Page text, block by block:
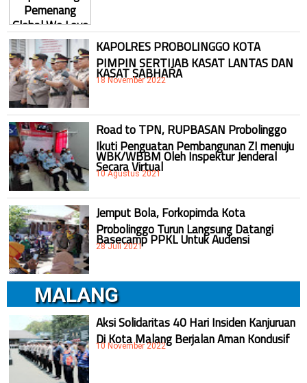
KAPOLRES PROBOLINGGO KOTA
PIMPIN SERTIJAB KASAT LANTAS DAN
KASAT SABHARA
18 November 2022
Road to TPN, RUPBASAN Probolinggo
Ikuti Penguatan Pembangunan ZI menuju
WBK/WBBM Oleh Inspektur Jenderal
Secara Virtual
10 Agustus 2021
Jemput Bola, Forkopimda Kota
Probolinggo Turun Langsung Datangi
Basecamp PPKL Untuk Audensi
28 Juli 2021
MALANG
Aksi Solidaritas 40 Hari Insiden Kanjuruan
Di Kota Malang Berjalan Aman Kondusif
10 November 2022